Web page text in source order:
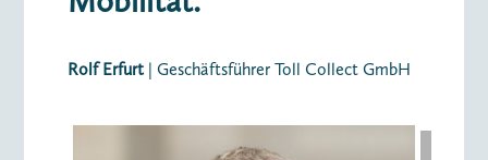
Rolf Erfurt | Geschäftsführer Toll Collect GmbH